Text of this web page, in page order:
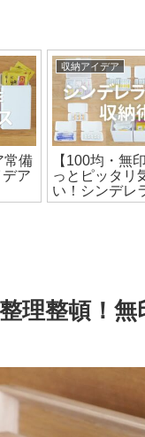
常備
ア
収納アイデア
【100均・無
っとピッタリ
い！シンデレ
収納術20選
理整頓！